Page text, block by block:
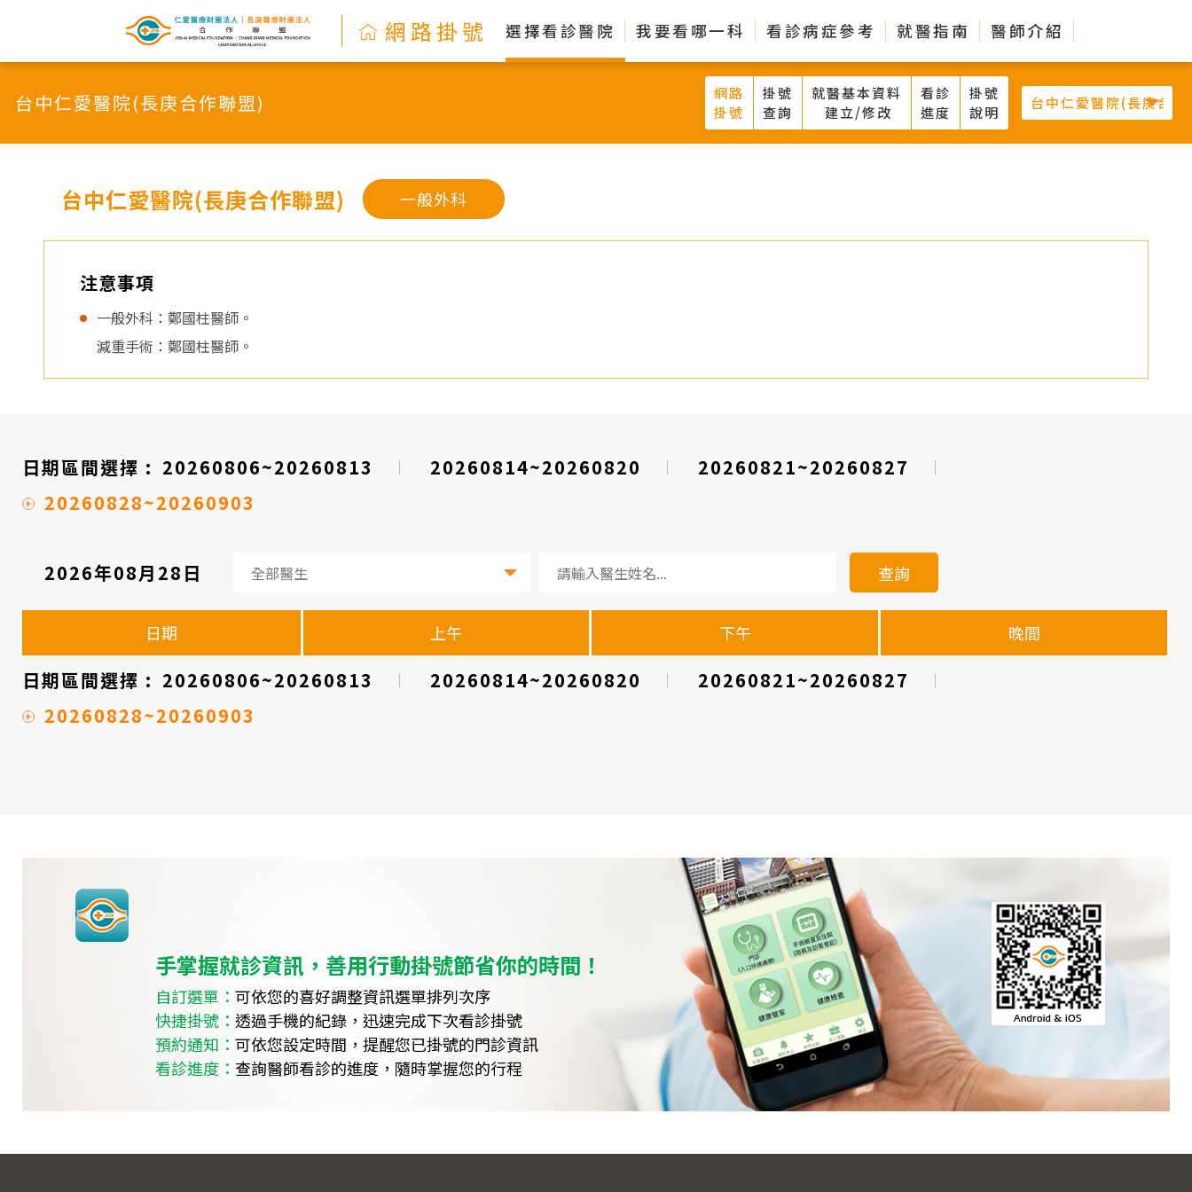
網
路
掛
號
系
統
-
仁
愛
網路掛號 選擇看診醫院 我要看哪一科 看診病症參考 就醫指南 醫師介紹
台中仁愛醫院(長庚合作聯盟)
網路
掛號
掛號
查詢
就醫基本資料
建立/修改
看診
進度
掛號
說明
台中仁愛醫院(長庚合作聯盟) 一般外科
注意事項
一般外科：鄭國柱醫師。
減重手術：鄭國柱醫師。
日期區間選擇 : 20260806~20260813 20260814~20260820
20260821~20260827
20260828~20260903
2026年08月28日
診
醫
師
時
查詢
日期 上午 下午 晚間
日期區間選擇 : 20260806~20260813 20260814~20260820
20260821~20260827
20260828~20260903
手掌握就診資訊，善用行動掛號節省你的時間！
自訂選單： 可依您的喜好調整資訊選單排列次序
快捷掛號： 透過手機的紀錄，迅速完成下次看診掛號
預約通知： 可依您設定時間，提醒您已掛號的門診資訊
看診進度： 查詢醫師看診的進度，隨時掌握您的行程